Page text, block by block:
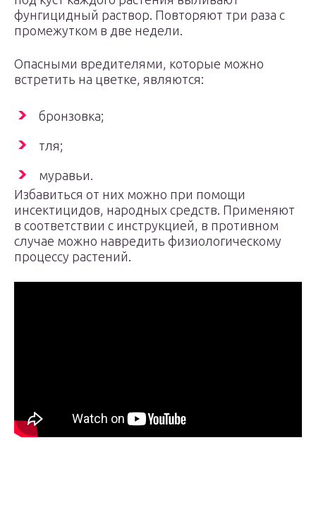
фунгицидный раствор. Повторяют три раза с
промежутком в две недели.
Опасными вредителями, которые можно
встретить на цветке, являются:
бронзовка;
тля;
муравьи.
Избавиться от них можно при помощи
инсектицидов, народных средств. Применяют
в соответствии с инструкцией, в противном
случае можно навредить физиологическому
процессу растений.